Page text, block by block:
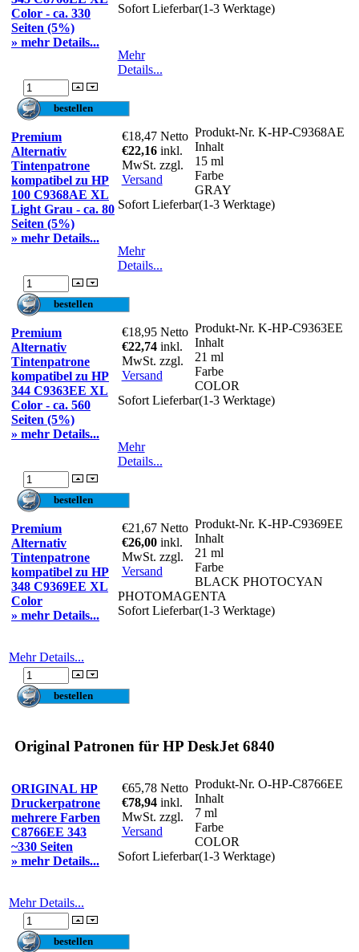
Color - ca. 330
Seiten (5%)
» mehr Details...
Sofort Lieferbar(1-3 Werktage)
Mehr
Details...
Premium
Alternativ
Tintenpatrone
kompatibel zu HP
100 C9368AE XL
Light Grau - ca. 80
Seiten (5%)
» mehr Details...
€18,47 Netto
€22,16 inkl.
MwSt. zzgl.
Versand
Produkt-Nr. K-HP-C9368AE
Inhalt
15 ml
Farbe
GRAY
Sofort Lieferbar(1-3 Werktage)
Mehr
Details...
Premium
Alternativ
Tintenpatrone
kompatibel zu HP
344 C9363EE XL
Color - ca. 560
Seiten (5%)
» mehr Details...
€18,95 Netto
€22,74 inkl.
MwSt. zzgl.
Versand
Produkt-Nr. K-HP-C9363EE
Inhalt
21 ml
Farbe
COLOR
Sofort Lieferbar(1-3 Werktage)
Mehr
Details...
Premium
Alternativ
Tintenpatrone
kompatibel zu HP
348 C9369EE XL
Color
» mehr Details...
€21,67 Netto
€26,00 inkl.
MwSt. zzgl.
Versand
Produkt-Nr. K-HP-C9369EE
Inhalt
21 ml
Farbe
BLACK PHOTOCYAN
PHOTOMAGENTA
Sofort Lieferbar(1-3 Werktage)
Mehr Details...
Original Patronen für HP DeskJet 6840
ORIGINAL HP
Druckerpatrone
mehrere Farben
C8766EE 343
~330 Seiten
» mehr Details...
€65,78 Netto
€78,94 inkl.
MwSt. zzgl.
Versand
Produkt-Nr. O-HP-C8766EE
Inhalt
7 ml
Farbe
COLOR
Sofort Lieferbar(1-3 Werktage)
Mehr Details...